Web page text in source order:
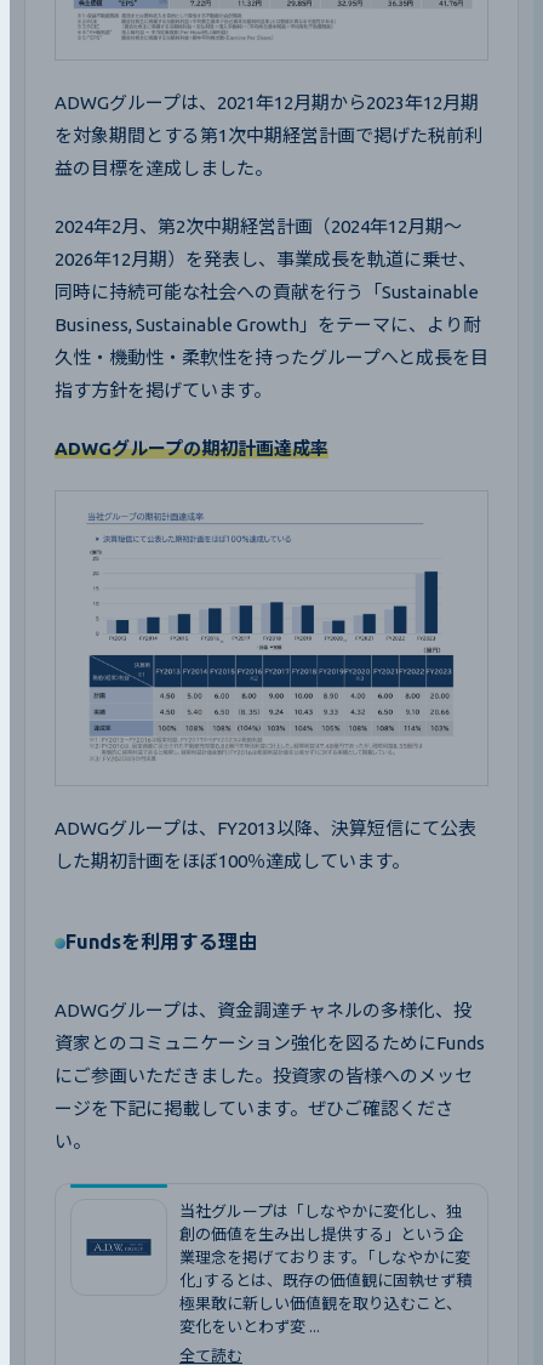
ADWGグループは、2021年12月期から2023年12月期
を対象期間とする第1次中期経営計画で掲げた税前利
益の目標を達成しました。
2024年2月、第2次中期経営計画（2024年12月期～
2026年12月期）を発表し、事業成長を軌道に乗せ、
同時に持続可能な社会への貢献を行う「Sustainable
Business, Sustainable Growth」をテーマに、より耐
久性・機動性・柔軟性を持ったグループへと成長を目
指す方針を掲げています。
ADWGグループの期初計画達成率
ADWGグループは、FY2013以降、決算短信にて公表
した期初計画をほぼ100％達成しています。
Fundsを利用する理由
ADWGグループは、資金調達チャネルの多様化、投
資家とのコミュニケーション強化を図るためにFunds
にご参画いただきました。投資家の皆様へのメッセ
ージを下記に掲載しています。ぜひご確認くださ
い。
当社グループは「しなやかに変化し、独
創の価値を生み出し提供する」という企
業理念を掲げております。｢しなやかに変
化｣するとは、既存の価値観に固執せず積
極果敢に新しい価値観を取り込むこと、
変化をいとわず変 ...
全て読む